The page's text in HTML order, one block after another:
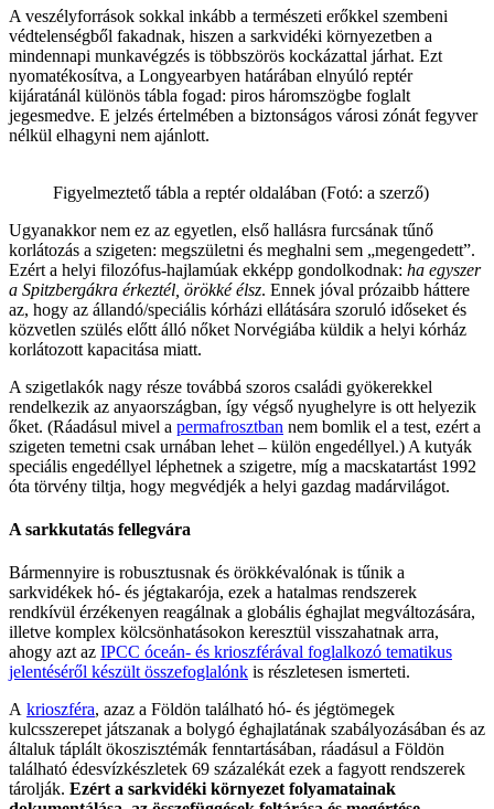
A veszélyforrások sokkal inkább a természeti erőkkel szembeni
védtelenségből fakadnak, hiszen a sarkvidéki környezetben a
mindennapi munkavégzés is többszörös kockázattal járhat. Ezt
nyomatékosítva, a Longyearbyen határában elnyúló reptér
kijáratánál különös tábla fogad: piros háromszögbe foglalt
jegesmedve. E jelzés értelmében a biztonságos városi zónát fegyver
nélkül elhagyni nem ajánlott.
Figyelmeztető tábla a reptér oldalában (Fotó: a szerző)
Ugyanakkor nem ez az egyetlen, első hallásra furcsának tűnő
korlátozás a szigeten: megszületni és meghalni sem „megengedett”.
Ezért a helyi filozófus-hajlamúak ekképp gondolkodnak: ha egyszer
a Spitzbergákra érkeztél, örökké élsz. Ennek jóval prózaibb háttere
az, hogy az állandó/speciális kórházi ellátására szoruló időseket és
közvetlen szülés előtt álló nőket Norvégiába küldik a helyi kórház
korlátozott kapacitása miatt.
A szigetlakók nagy része továbbá szoros családi gyökerekkel
rendelkezik az anyaországban, így végső nyughelyre is ott helyezik
őket. (Ráadásul mivel a permafrosztban nem bomlik el a test, ezért a
szigeten temetni csak urnában lehet – külön engedéllyel.) A kutyák
speciális engedéllyel léphetnek a szigetre, míg a macskatartást 1992
óta törvény tiltja, hogy megvédjék a helyi gazdag madárvilágot.
A sarkkutatás fellegvára
Bármennyire is robusztusnak és örökkévalónak is tűnik a
sarkvidékek hó- és jégtakarója, ezek a hatalmas rendszerek
rendkívül érzékenyen reagálnak a globális éghajlat megváltozására,
illetve komplex kölcsönhatásokon keresztül visszahatnak arra,
ahogy azt az IPCC óceán- és krioszférával foglalkozó tematikus
jelentéséről készült összefoglalónk is részletesen ismerteti.
A krioszféra, azaz a Földön található hó- és jégtömegek
kulcsszerepet játszanak a bolygó éghajlatának szabályozásában és az
általuk táplált ökoszisztémák fenntartásában, ráadásul a Földön
található édesvízkészletek 69 százalékát ezek a fagyott rendszerek
tárolják. Ezért a sarkvidéki környezet folyamatainak